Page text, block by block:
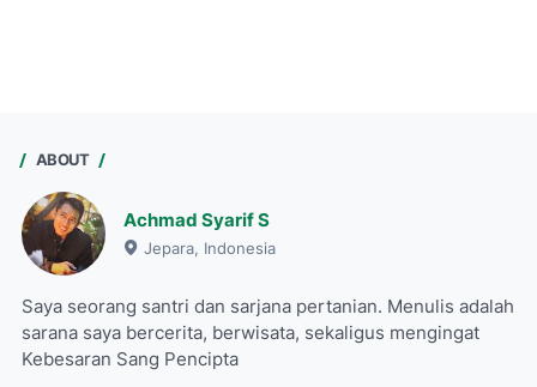
ABOUT
Achmad Syarif S
Jepara, Indonesia
Saya seorang santri dan sarjana pertanian. Menulis adalah
sarana saya bercerita, berwisata, sekaligus mengingat
Kebesaran Sang Pencipta